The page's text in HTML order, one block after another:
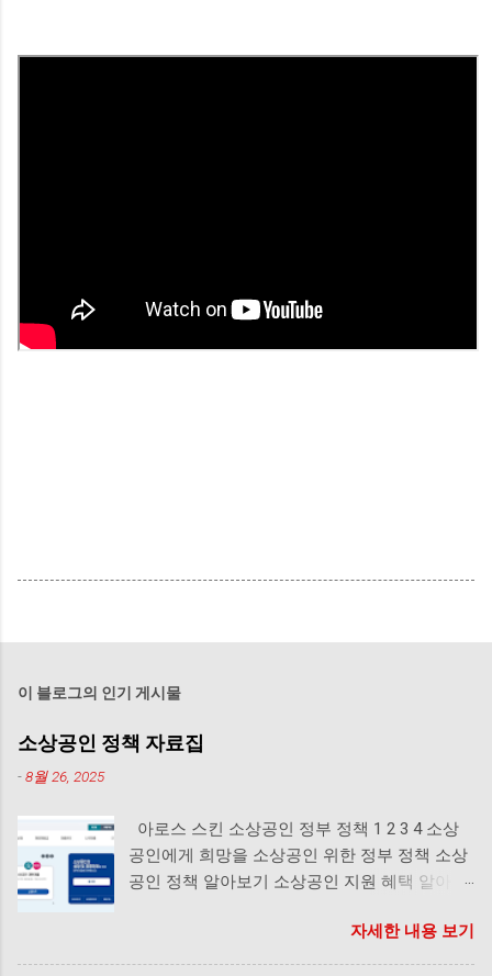
이 블로그의 인기 게시물
소상공인 정책 자료집
-8월 26, 2025
아로스 스킨 소상공인 정부 정책 1 2 3 4 소상
공인에게 희망을 소상공인 위한 정부 정책 소상
공인 정책 알아보기 소상공인 지원 혜택 알아보
책 자금 자료 소상공인 비즈 플러즈 카드 신청
실내보수 지원금, 간판사업 등 소상공인 7년 분
자세한 내용 보기